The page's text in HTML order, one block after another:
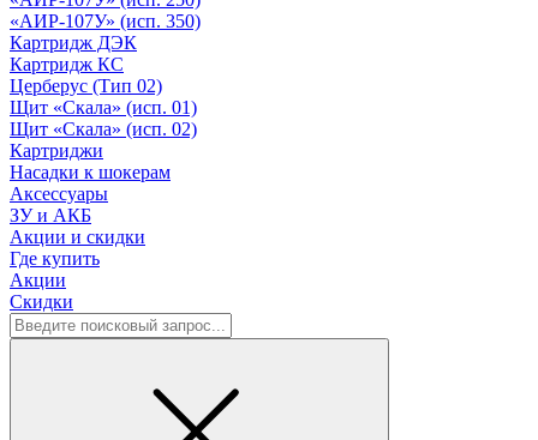
«АИР-107У» (исп. 350)
Картридж ДЭК
Картридж КС
Церберус (Тип 02)
Щит «Скала» (исп. 01)
Щит «Скала» (исп. 02)
Картриджи
Насадки к шокерам
Аксессуары
ЗУ и АКБ
Акции и скидки
Где купить
Акции
Скидки